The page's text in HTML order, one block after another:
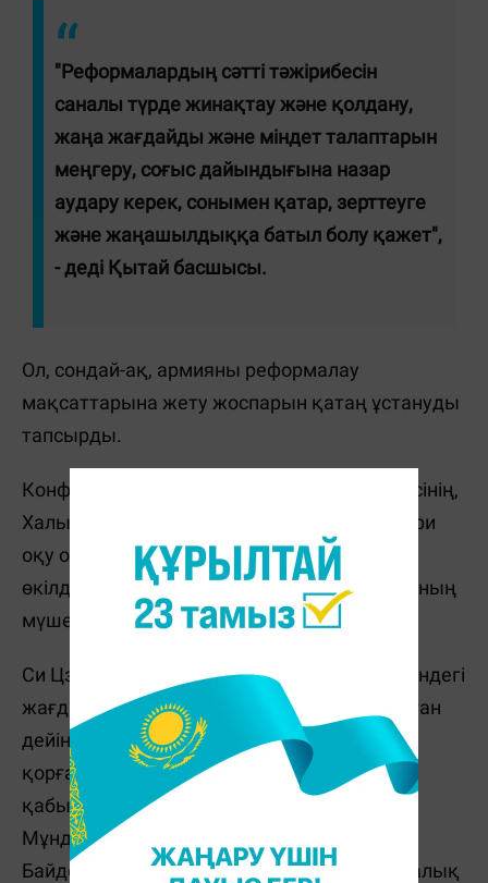
"Реформалардың сәтті тәжірибесін
саналы түрде жинақтау және қолдану,
жаңа жағдайды және міндет талаптарын
меңгеру, соғыс дайындығына назар
аудару керек, сонымен қатар, зерттеуге
және жаңашылдыққа батыл болу қажет",
- деді Қытай басшысы.
Ол, сондай-ақ, армияны реформалау
мақсаттарына жету жоспарын қатаң ұстануды
тапсырды.
Конференцияға ҚХР Орталық әскери кеңесінің,
Халықтық қарулы милицияның және әскери
оқу орындарының жоғары лауазымды
өкілдері, сондай-ақ, ҚКП ОК Саяси бюросының
мүшелері қатысты.
Си Цзиньпин бұл бұйрығы Тайвань төңірегіндегі
жағдайдың шиеленісуі аясында айтты. Бұған
дейін Бейжің өз мемлекетінің егемендігін
қорғау үшін "барлық қажет шараларды
қабылдауға" дайын екенін білдірген еді.
Мұндай мәлімдеме АҚШ президенті Джо
Байденнің Тайваньды қорғау үшін америкалық